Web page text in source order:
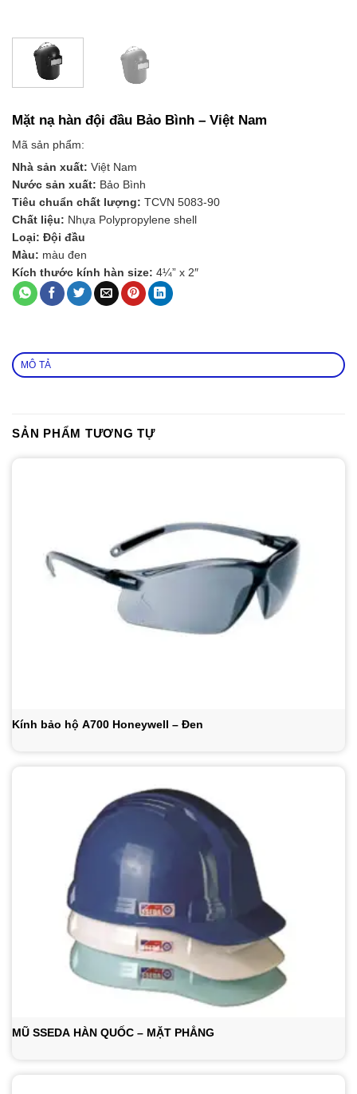
Mặt nạ hàn đội đầu Bảo Bình – Việt Nam
Mã sản phẩm:
Nhà sản xuất: Việt Nam
Nước sản xuất: Bảo Bình
Tiêu chuẩn chất lượng: TCVN 5083-90
Chất liệu: Nhựa Polypropylene shell
Loại: Đội đầu
Màu: màu đen
Kích thước kính hàn size: 4¼” x 2″
MÔ TẢ
SẢN PHẨM TƯƠNG TỰ
Kính bảo hộ A700 Honeywell – Đen
MŨ SSEDA HÀN QUỐC – MẶT PHẲNG